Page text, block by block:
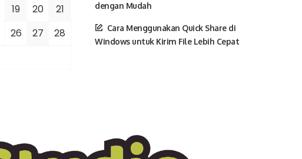
19 20
21
26 27
28
dengan Mudah
Cara Menggunakan Quick Share di
Windows untuk Kirim File Lebih Cepat